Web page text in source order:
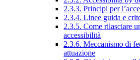
2.3.3. Principi per
2.3.4. Linee guida e
2.3.5. Come rilasciare
accessibilità
2.3.6. Meccanismo di
attuazione